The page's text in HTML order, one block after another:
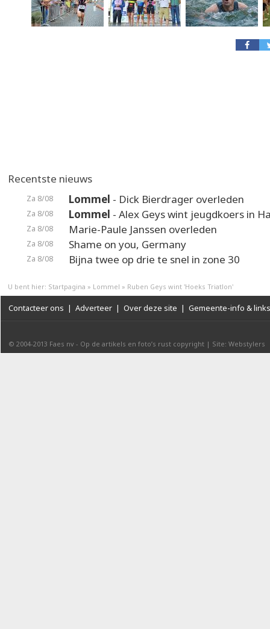
Recentste nieuws
Za 8/08 Lommel - Dick Bierdrager overleden
Za 8/08 Lommel - Alex Geys wint jeugdkoers in
Za 8/08 Marie-Paule Janssen overleden
Za 8/08 Shame on you, Germany
Za 8/08 Bijna twee op drie te snel in zone 30
U bent hier: Startpagina » Lommel » Ruben Geys wint 'Hoeks Triatlon'
Contacteer ons | Adverteer | Over deze site | Gemeente-info & links
© 2004-2013 Faes nv - Op de artikels en foto’s rust copyright | Site: Webstylers